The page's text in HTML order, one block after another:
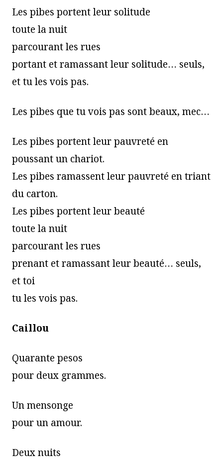
Les pibes portent leur solitude
toute la nuit
parcourant les rues
portant et ramassant leur solitude… seuls,
et tu les vois pas.
Les pibes que tu vois pas sont beaux, mec…
Les pibes portent leur pauvreté en
poussant un chariot.
Les pibes ramassent leur pauvreté en triant
du carton.
Les pibes portent leur beauté
toute la nuit
parcourant les rues
prenant et ramassant leur beauté… seuls,
et toi
tu les vois pas.
Caillou
Quarante pesos
pour deux grammes.
Un mensonge
pour un amour.
Deux nuits